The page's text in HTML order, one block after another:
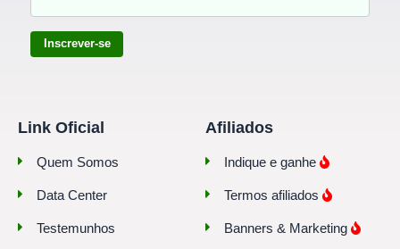
Inscrever-se
Link Oficial
Quem Somos
Data Center
Testemunhos
Afiliados
Indique e ganhe
Termos afiliados
Banners & Marketing